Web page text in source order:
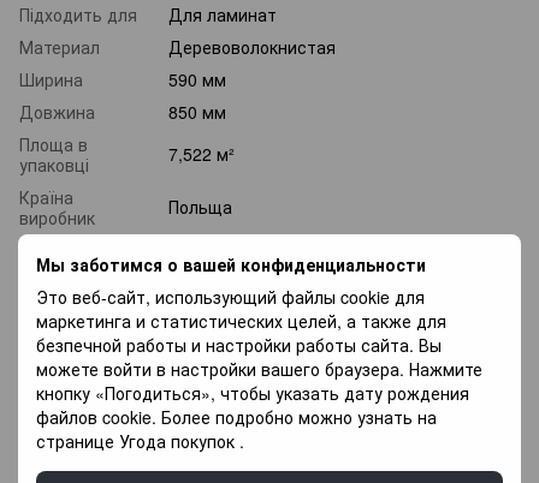
Мы заботимся о вашей конфиденциальности
Это веб-сайт, использующий файлы cookie для
маркетинга и статистических целей, а также для
безпечной работы и настройки работы сайта. Вы
можете войти в настройки вашего браузера. Нажмите
кнопку «Погодиться», чтобы указать дату рождения
файлов cookie. Более подробно можно узнать на
странице Угода покупок .
Підходить для
Для ламинат
Материал
Деревоволокнистая
Ширина
590 мм
Довжина
850 мм
Площа в
упаковці
7,522 м²
Країна
виробник
Польща
Доставка Оплата Гарантія
«Новая почта» по Украине —По тарифам
новая почта.
Курьером по Киеву —